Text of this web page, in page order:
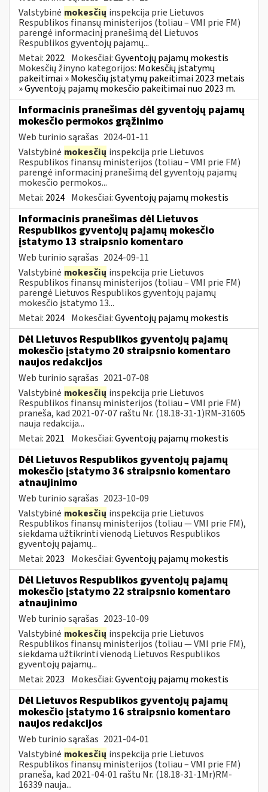
Valstybinė mokesčių inspekcija prie Lietuvos
Respublikos finansų ministerijos (toliau – VMI prie FM)
parengė informacinį pranešimą dėl Lietuvos
Respublikos gyventojų pajamų...
Metai: 2022 Mokesčiai:Gyventojų pajamų mokestis
Mokesčių žinyno kategorijos: Mokesčių įstatymų
pakeitimai » Mokesčių įstatymų pakeitimai 2023 metais
» Gyventojų pajamų mokesčio pakeitimai nuo 2023 m.
Informacinis pranešimas dėl gyventojų pajamų
mokesčio permokos grąžinimo
Web turinio sąrašas 2024-01-11
Valstybinė mokesčių inspekcija prie Lietuvos
Respublikos finansų ministerijos (toliau – VMI prie FM)
parengė informacinį pranešimą dėl gyventojų pajamų
mokesčio permokos...
Metai: 2024 Mokesčiai:Gyventojų pajamų mokestis
Informacinis pranešimas dėl Lietuvos
Respublikos gyventojų pajamų mokesčio
įstatymo 13 straipsnio komentaro
Web turinio sąrašas 2024-09-11
Valstybinė mokesčių inspekcija prie Lietuvos
Respublikos finansų ministerijos (toliau – VMI prie FM)
parengė Lietuvos Respublikos gyventojų pajamų
mokesčio įstatymo 13...
Metai: 2024 Mokesčiai:Gyventojų pajamų mokestis
Dėl Lietuvos Respublikos gyventojų pajamų
mokesčio įstatymo 20 straipsnio komentaro
naujos redakcijos
Web turinio sąrašas 2021-07-08
Valstybinė mokesčių inspekcija prie Lietuvos
Respublikos finansų ministerijos (toliau – VMI prie FM)
praneša, kad 2021-07-07 raštu Nr. (18.18-31-1)RM-31605
nauja redakcija...
Metai: 2021 Mokesčiai:Gyventojų pajamų mokestis
Dėl Lietuvos Respublikos gyventojų pajamų
mokesčio įstatymo 36 straipsnio komentaro
atnaujinimo
Web turinio sąrašas 2023-10-09
Valstybinė mokesčių inspekcija prie Lietuvos
Respublikos finansų ministerijos (toliau — VMI prie FM),
siekdama užtikrinti vienodą Lietuvos Respublikos
gyventojų pajamų...
Metai: 2023 Mokesčiai:Gyventojų pajamų mokestis
Dėl Lietuvos Respublikos gyventojų pajamų
mokesčio įstatymo 22 straipsnio komentaro
atnaujinimo
Web turinio sąrašas 2023-10-09
Valstybinė mokesčių inspekcija prie Lietuvos
Respublikos finansų ministerijos (toliau — VMI prie FM),
siekdama užtikrinti vienodą Lietuvos Respublikos
gyventojų pajamų...
Metai: 2023 Mokesčiai:Gyventojų pajamų mokestis
Dėl Lietuvos Respublikos gyventojų pajamų
mokesčio įstatymo 16 straipsnio komentaro
naujos redakcijos
Web turinio sąrašas 2021-04-01
Valstybinė mokesčių inspekcija prie Lietuvos
Respublikos finansų ministerijos (toliau – VMI prie FM)
praneša, kad 2021-04-01 raštu Nr. (18.18-31-1Mr)RM-
16339 nauja...